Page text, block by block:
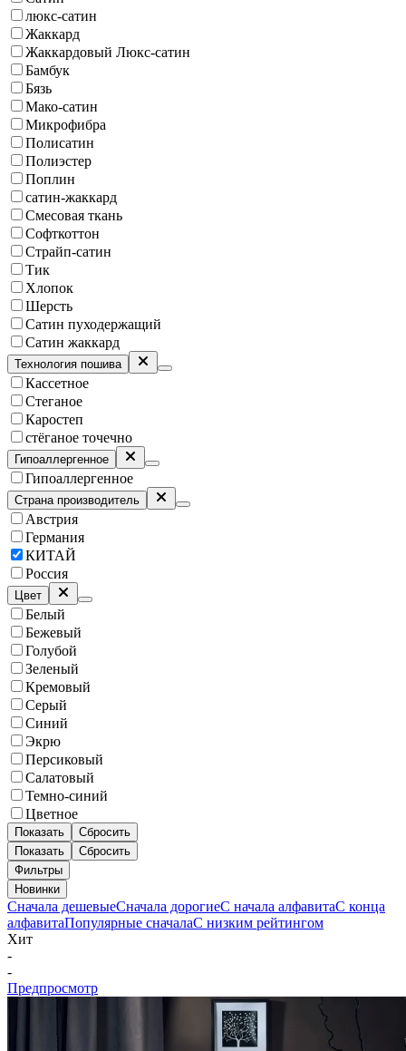
люкс-сатин
Жаккард
Жаккардовый Люкс-сатин
Бамбук
Бязь
Мако-сатин
Микрофибра
Полисатин
Полиэстер
Поплин
сатин-жаккард
Смесовая ткань
Софткоттон
Страйп-сатин
Тик
Хлопок
Шерсть
Сатин пуходержащий
Сатин жаккард
Технология пошива
Кассетное
Стеганое
Каростеп
стёганое точечно
Гипоаллергенное
Гипоаллергенное
Страна производитель
Австрия
Германия
КИТАЙ
Россия
Цвет
Белый
Бежевый
Голубой
Зеленый
Кремовый
Серый
Синий
Экрю
Персиковый
Салатовый
Темно-синий
Цветное
Показать
Сбросить
Показать
Сбросить
Фильтры
Новинки
Сначала дешевыеСначала дорогиеС начала алфавитаС конца
алфавитаПопулярные сначалаС низким рейтингом
Хит
-
-
Предпросмотр